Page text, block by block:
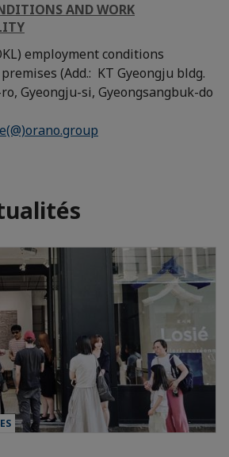
AND WORK
employment conditions
(Add.: KT Gyeongju bldg.
Gyeongju-si, Gyeongsangbuk-do